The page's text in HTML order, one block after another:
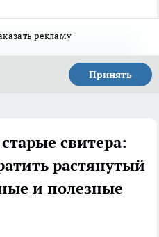
рекламу
Принять
свитера:
растянутый
и полезные